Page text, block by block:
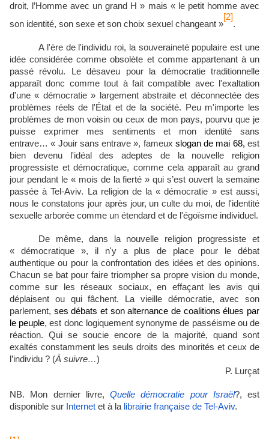
droit, l’Homme avec un grand H » mais « le petit homme avec
son identité, son sexe et son choix sexuel changeant »
[2]
.
A l'ère de l'individu roi, la souveraineté populaire est une
idée considérée comme obsolète et comme appartenant à un
passé révolu. Le désaveu pour la démocratie traditionnelle
apparaît donc comme tout à fait compatible avec l'exaltation
d'une « démocratie » largement abstraite et déconnectée des
problèmes réels de l'État et de la société. Peu m'importe les
problèmes de mon voisin ou ceux de mon pays, pourvu que je
puisse exprimer mes sentiments et mon identité sans
entrave… « Jouir sans entrave », fameux slogan de mai 68, est
bien devenu l'idéal des adeptes de la nouvelle religion
progressiste et démocratique, comme cela apparaît au grand
jour pendant le « mois de la fierté » qui s’est ouvert la semaine
passée à Tel-Aviv. La religion de la « démocratie » est aussi,
nous le constatons jour après jour, un culte du moi, de l'identité
sexuelle arborée comme un étendard et de l'égoïsme individuel.
De même, dans la nouvelle religion progressiste et
« démocratique », il n'y a plus de place pour le débat
authentique ou pour la confrontation des idées et des opinions.
Chacun se bat pour faire triompher sa propre vision du monde,
comme sur les réseaux sociaux, en effaçant les avis qui
déplaisent ou qui fâchent. La vieille démocratie, avec son
parlement, ses débats et son alternance de coalitions élues par
le peuple, est donc logiquement synonyme de passéisme ou de
réaction. Qui se soucie encore de la majorité, quand sont
exaltés constamment les seuls droits des minorités et ceux de
l’individu ? (À suivre…)
P. Lurçat
NB. Mon dernier livre, Quelle démocratie pour Israël?, est
disponible sur Internet et à la librairie française de Tel-Aviv.